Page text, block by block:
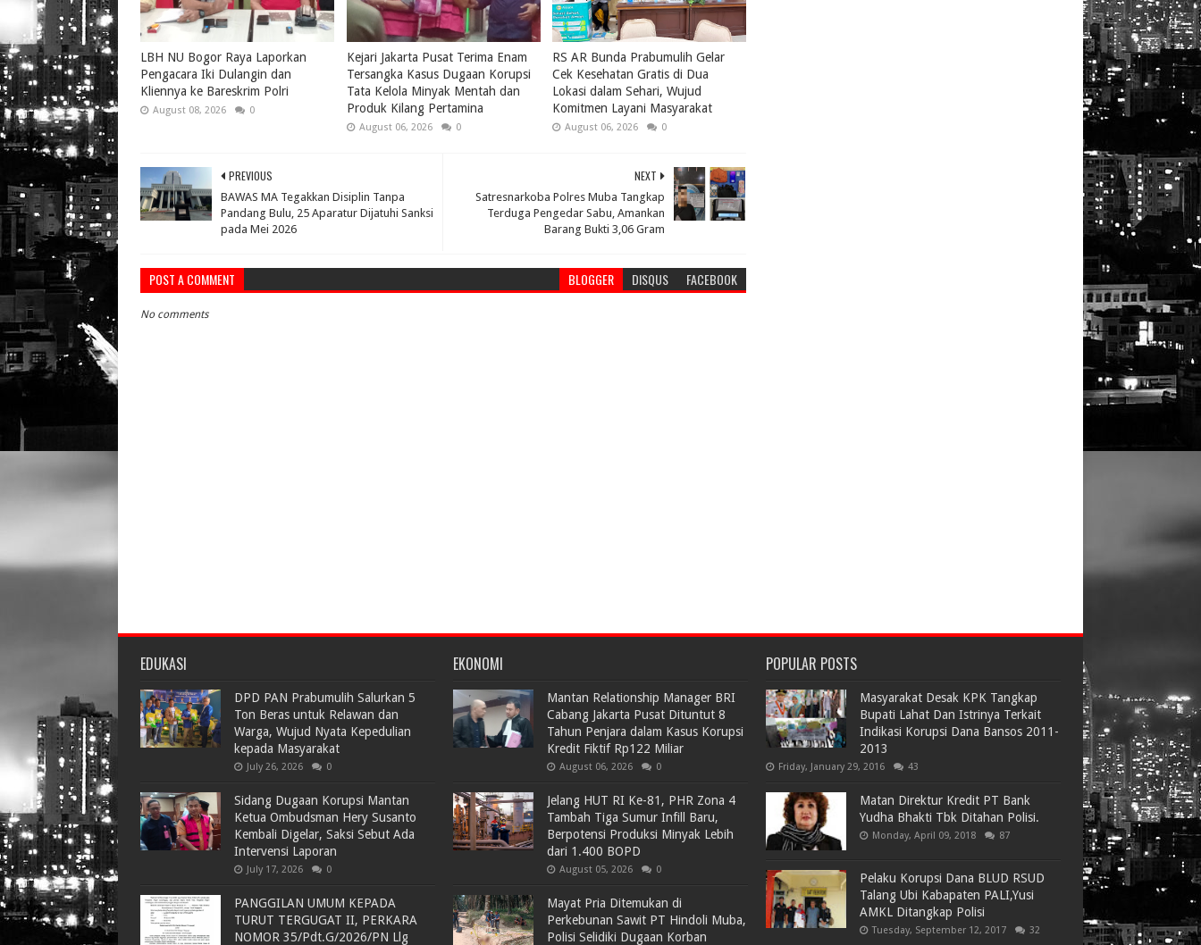
LBH NU Bogor Raya Laporkan
Pengacara Iki Dulangin dan
Kliennya ke Bareskrim Polri
August 08, 2026 0
Kejari Jakarta Pusat Terima Enam
Tersangka Kasus Dugaan Korupsi
Tata Kelola Minyak Mentah dan
Produk Kilang Pertamina
August 06, 2026 0
RS AR Bunda Prabumulih Gelar
Cek Kesehatan Gratis di Dua
Lokasi dalam Sehari, Wujud
Komitmen Layani Masyarakat
August 06, 2026 0
NEXT
Satresnarkoba Polres Muba Tangkap
Terduga Pengedar Sabu, Amankan
Barang Bukti 3,06 Gram
PREVIOUS
BAWAS MA Tegakkan Disiplin Tanpa
Pandang Bulu, 25 Aparatur Dijatuhi Sanksi
pada Mei 2026
POST A COMMENT BLOGGER DISQUS FACEBOOK
No comments
EDUKASI
DPD PAN Prabumulih Salurkan 5
Ton Beras untuk Relawan dan
Warga, Wujud Nyata Kepedulian
kepada Masyarakat
July 26, 2026 0
Sidang Dugaan Korupsi Mantan
Ketua Ombudsman Hery Susanto
Kembali Digelar, Saksi Sebut Ada
Intervensi Laporan
July 17, 2026 0
PANGGILAN UMUM KEPADA
TURUT TERGUGAT II, PERKARA
NOMOR 35/Pdt.G/2026/PN Llg
EKONOMI
Mantan Relationship Manager BRI
Cabang Jakarta Pusat Dituntut 8
Tahun Penjara dalam Kasus Korupsi
Kredit Fiktif Rp122 Miliar
August 06, 2026 0
Jelang HUT RI Ke-81, PHR Zona 4
Tambah Tiga Sumur Infill Baru,
Berpotensi Produksi Minyak Lebih
dari 1.400 BOPD
August 05, 2026 0
Mayat Pria Ditemukan di
Perkebunan Sawit PT Hindoli Muba,
Polisi Selidiki Dugaan Korban
POPULAR POSTS
Masyarakat Desak KPK Tangkap
Bupati Lahat Dan Istrinya Terkait
Indikasi Korupsi Dana Bansos 2011-
2013
Friday, January 29, 2016 43
Matan Direktur Kredit PT Bank
Yudha Bhakti Tbk Ditahan Polisi.
Monday, April 09, 2018 87
Pelaku Korupsi Dana BLUD RSUD
Talang Ubi Kabapaten PALI,Yusi
AMKL Ditangkap Polisi
Tuesday, September 12, 2017 32